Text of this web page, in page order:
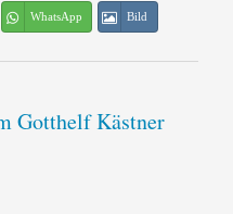
WhatsApp Bild
Gotthelf Kästner